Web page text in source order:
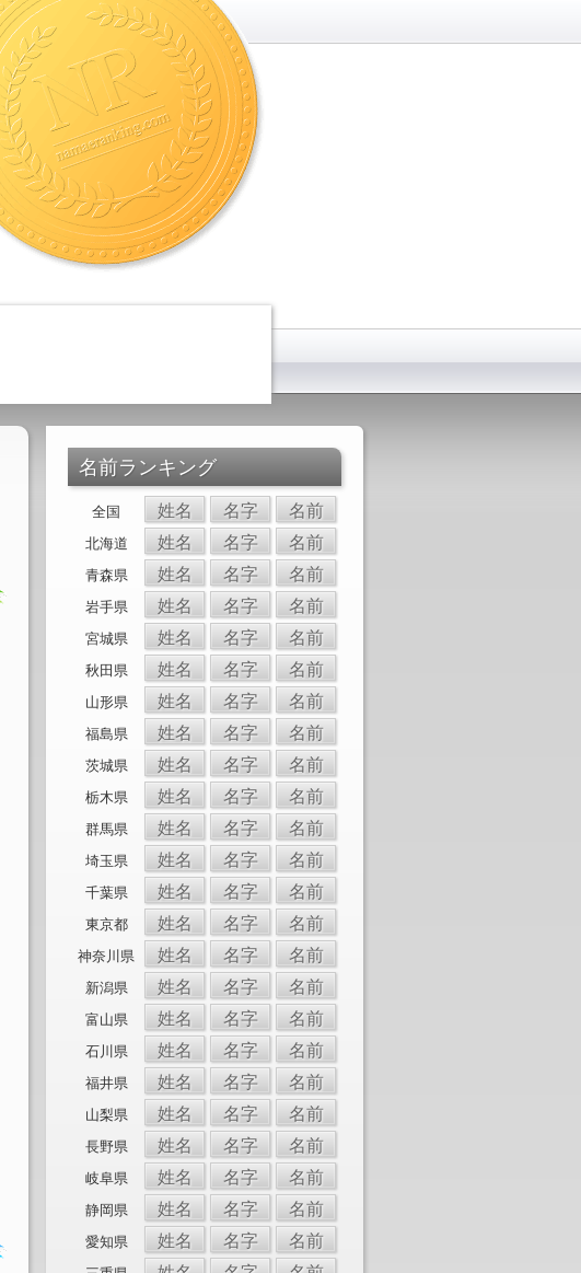
名前ランキング
全国 姓名 名字 名前
北海道 姓名 名字 名前
青森県 姓名 名字 名前
岩手県 姓名 名字 名前
宮城県 姓名 名字 名前
秋田県 姓名 名字 名前
山形県 姓名 名字 名前
福島県 姓名 名字 名前
茨城県 姓名 名字 名前
栃木県 姓名 名字 名前
群馬県 姓名 名字 名前
埼玉県 姓名 名字 名前
千葉県 姓名 名字 名前
東京都 姓名 名字 名前
神奈川県 姓名 名字 名前
新潟県 姓名 名字 名前
富山県 姓名 名字 名前
石川県 姓名 名字 名前
福井県 姓名 名字 名前
山梨県 姓名 名字 名前
長野県 姓名 名字 名前
岐阜県 姓名 名字 名前
静岡県 姓名 名字 名前
愛知県 姓名 名字 名前